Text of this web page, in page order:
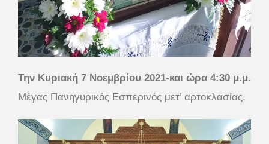
Την Κυριακή 7 Νοεμβρίου 2021-και ώρα 4:30 μ.μ.
Μέγας Πανηγυρικός Εσπερινός μετ’ αρτοκλασίας.